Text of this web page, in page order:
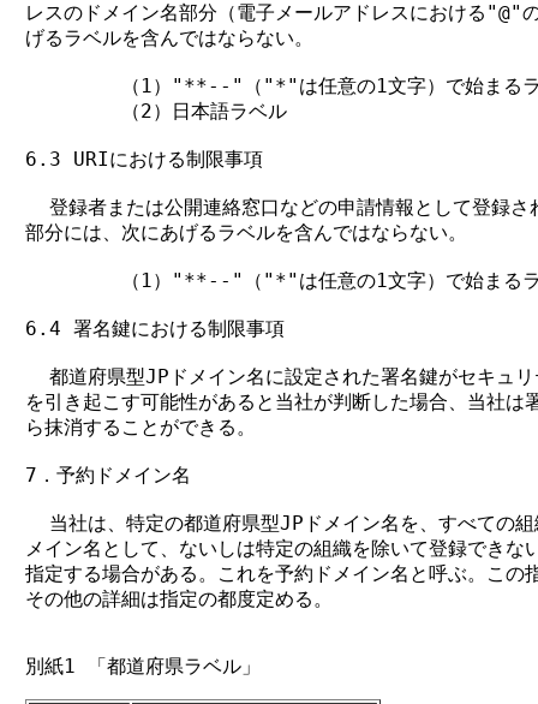
レスのドメイン名部分（電子メールアドレスにおける"@"
げるラベルを含んではならない。
（1）"**--"（"*"は任意の1文字）で始まる
        （2）日本語ラベル
6.3 URIにおける制限事項
登録者または公開連絡窓口などの申請情報として登録
部分には、次にあげるラベルを含んではならない。
（1）"**--"（"*"は任意の1文字）で始まる
6.4 署名鍵における制限事項
都道府県型JPドメイン名に設定された署名鍵がセキュ
を引き起こす可能性があると当社が判断した場合、当社は
ら抹消することができる。
7．予約ドメイン名
当社は、特定の都道府県型JPドメイン名を、すべての
メイン名として、ないしは特定の組織を除いて登録できな
指定する場合がある。これを予約ドメイン名と呼ぶ。この
その他の詳細は指定の都度定める。
別紙1 「都道府県ラベル」